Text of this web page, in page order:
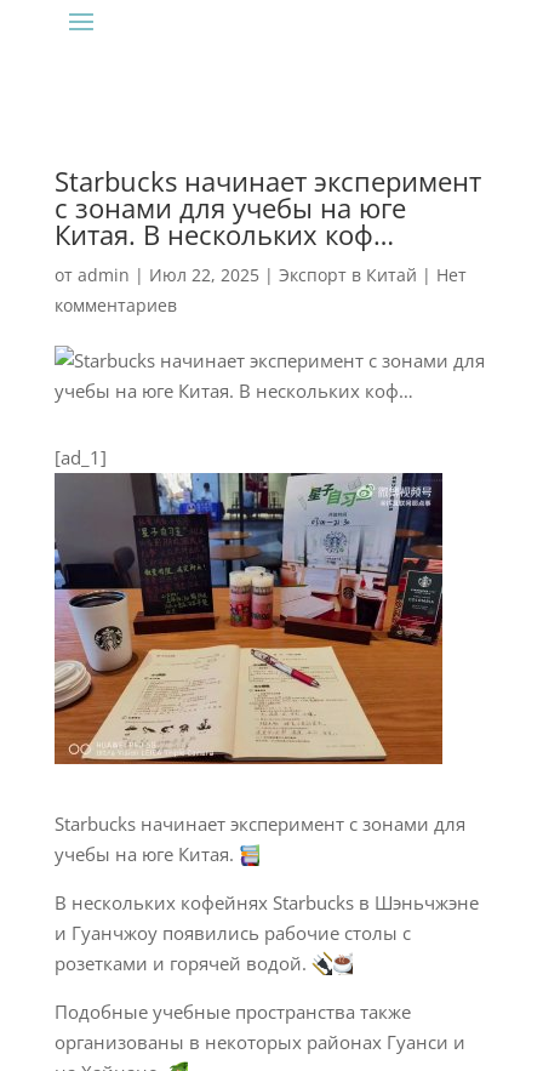
Starbucks начинает эксперимент
с зонами для учебы на юге
Китая. В нескольких коф…
от admin | Июл 22, 2025| Экспорт в Китай | Нет
комментариев
[ad_1]
Starbucks начинает эксперимент с зонами для
учебы на юге Китая.
В нескольких кофейнях Starbucks в Шэньчжэне
и Гуанчжоу появились рабочие столы с
розетками и горячей водой.
Подобные учебные пространства также
организованы в некоторых районах Гуанси и